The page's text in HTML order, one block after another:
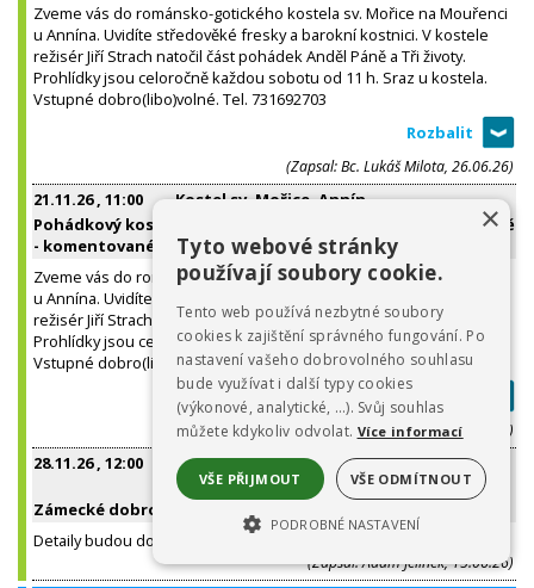
Zveme vás do románsko-gotického kostela sv. Mořice na Mouřenci
u Annína. Uvidíte středověké fresky a barokní kostnici. V kostele
režisér Jiří Strach natočil část pohádek Anděl Páně a Tři životy.
Prohlídky jsou celoročně každou sobotu od 11 h. Sraz u kostela.
Vstupné dobro(libo)volné. Tel. 731692703
(Zapsal: Bc. Lukáš Milota, 26.06.26)
21.11.26, 11:00
Kostel sv. Mořice, Annín
Pohádkový kostel Mouřenec u Annína - známý z Anděla Páně
- komentované prohídky kostela a kostnice
Zveme vás do románsko-gotického kostela sv. Mořice na Mouřenci
u Annína. Uvidíte středověké fresky a barokní kostnici. V kostele
režisér Jiří Strach natočil část pohádek Anděl Páně a Tři životy.
Prohlídky jsou celoročně každou sobotu od 11 h. Sraz u kostela.
Vstupné dobro(libo)volné. Tel. 731692703
(Zapsal: Bc. Lukáš Milota, 26.06.26)
28.11.26, 12:00
Kolinec, Mlázovy, Číhan a okolí - Zámek
Mokrosuky
Zámecké dobrodružství s anděly a čerty
Detaily budou doplněny.
(Zapsal: Adam Jelínek, 15.06.26)
×
Tyto webové stránky
používají soubory cookie.
Tento web používá nezbytné soubory
cookies k zajištění správného fungování. Po
nastavení vašeho dobrovolného souhlasu
bude využívat i další typy cookies
(výkonové, analytické, …). Svůj souhlas
můžete kdykoliv odvolat. Více informací
VŠE PŘIJMOUT VŠE ODMÍTNOUT
PODROBNÉ NASTAVENÍ
NEZBYTNĚ NUTNÉ SOUBORY